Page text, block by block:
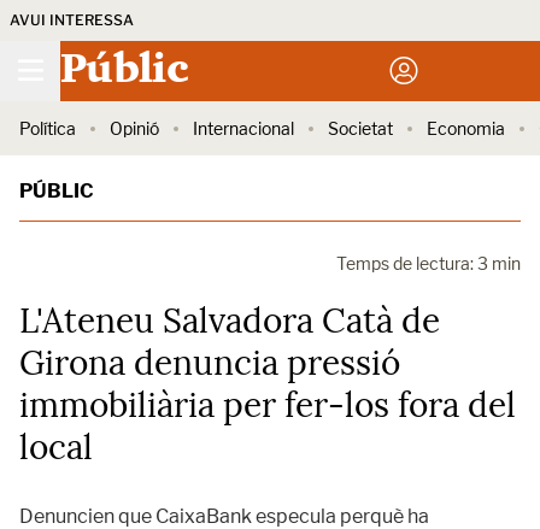
AVUI INTERESSA
Públic
Política Opinió Internacional Societat Economia
PÚBLIC
Temps de lectura: 3 min
L'Ateneu Salvadora Catà de
Girona denuncia pressió
immobiliària per fer-los fora del
local
Denuncien que CaixaBank especula perquè ha